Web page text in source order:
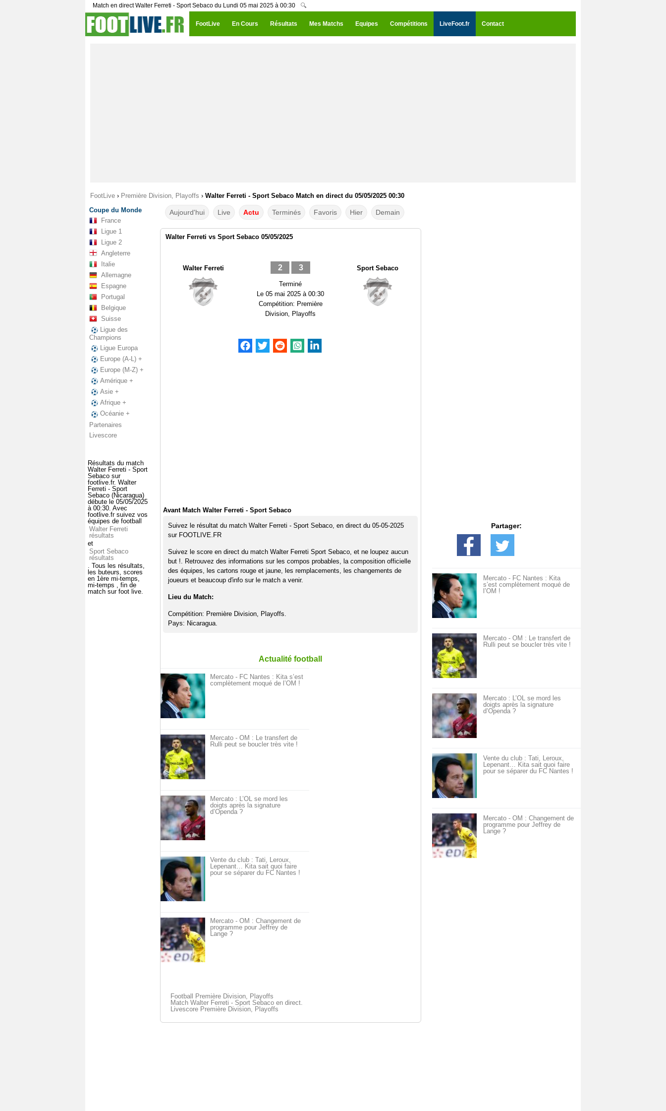
Match en direct Walter Ferreti - Sport Sebaco du Lundi 05 mai 2025 à 00:30 🔍
FootLive En Cours Résultats Mes Matchs Equipes Compétitions LiveFoot.fr Contact
FootLive › Première Division, Playoffs › Walter Ferreti - Sport Sebaco Match en direct du 05/05/2025 00:30
Coupe du Monde
France
Ligue 1
Ligue 2
Angleterre
Italie
Allemagne
Espagne
Portugal
Belgique
Suisse
Ligue des
Champions
Ligue Europa
Europe (A-L) +
Europe (M-Z) +
Amérique +
Asie +
Afrique +
Océanie +
Partenaires
Livescore
Résultats du match
Walter Ferreti - Sport
Sebaco sur
footlive.fr. Walter
Ferreti - Sport
Sebaco (Nicaragua)
débute le 05/05/2025
à 00:30. Avec
footlive.fr suivez vos
équipes de football
Walter Ferreti
résultats
et
Sport Sebaco
résultats
. Tous les résultats,
les buteurs, scores
en 1ère mi-temps,
mi-temps , fin de
match sur foot live.
Aujourd'hui Live Actu Terminés Favoris Hier Demain
Walter Ferreti vs Sport Sebaco 05/05/2025
Walter Ferreti 2 3
Terminé
Le 05 mai 2025 à 00:30
Compétition: Première
Division, Playoffs
Sport Sebaco
Avant Match Walter Ferreti - Sport Sebaco
Suivez le résultat du match Walter Ferreti - Sport Sebaco, en direct du 05-05-2025
sur FOOTLIVE.FR
Suivez le score en direct du match Walter Ferreti Sport Sebaco, et ne loupez aucun
but !. Retrouvez des informations sur les compos probables, la composition officielle
des équipes, les cartons rouge et jaune, les remplacements, les changements de
joueurs et beaucoup d'info sur le match a venir.
Lieu du Match:
Compétition: Première Division, Playoffs.
Pays: Nicaragua.
Actualité football
Mercato - FC Nantes : Kita s’est
complètement moqué de l’OM !
Mercato - OM : Le transfert de
Rulli peut se boucler très vite !
Mercato : L’OL se mord les
doigts après la signature
d’Openda ?
Vente du club : Tati, Leroux,
Lepenant… Kita sait quoi faire
pour se séparer du FC Nantes !
Mercato - OM : Changement de
programme pour Jeffrey de
Lange ?
Football Première Division, Playoffs
Match Walter Ferreti - Sport Sebaco en direct.
Livescore Première Division, Playoffs
Partager:
Mercato - FC Nantes : Kita
s’est complètement moqué de
l’OM !
Mercato - OM : Le transfert de
Rulli peut se boucler très vite !
Mercato : L’OL se mord les
doigts après la signature
d’Openda ?
Vente du club : Tati, Leroux,
Lepenant… Kita sait quoi faire
pour se séparer du FC Nantes !
Mercato - OM : Changement de
programme pour Jeffrey de
Lange ?